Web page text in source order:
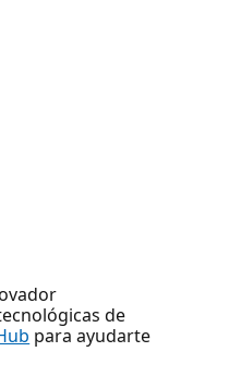
de
para ayudarte